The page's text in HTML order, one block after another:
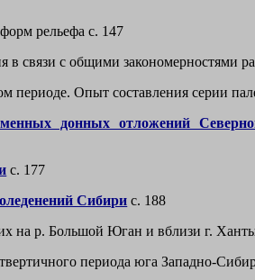
рельефа с. 147
в связи с общими закономерностями
Опыт составления серии
донных отложений
с. 177
Сибири с. 188
на р. Большой Юган и вблизи г.
периода юга Западно-